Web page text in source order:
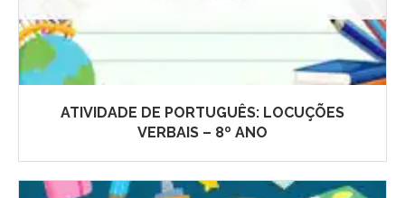
ATIVIDADE DE PORTUGUÊS: LOCUÇÕES
VERBAIS – 8º ANO